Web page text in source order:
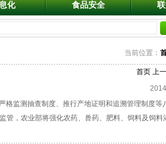
化 食品安全
当前位置：
首页 上
监测抽查制度、推行产地证明和追溯管理制度等
农业部将强化农药、兽药、肥料、饲料及饲料